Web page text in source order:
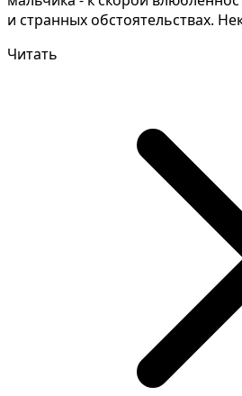
и странных обстоятельствах.
Читать